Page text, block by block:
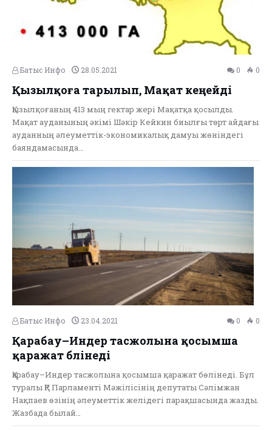
Батыс Инфо 28.05.2021 0 0
Қызылқоға тарылып, Мақат кеңейді
Қызылқоғаның​ 413 мың гектар​ жері Мақатқа қосылды.
Мақат ауданының әкімі Шәкір Кейкин биылғы төрт айдағы
ауданның әлеуметтік-экономикалық дамуы жөніндегі
баяндамасында…
Батыс Инфо 23.04.2021 0 0
Қарабау–Индер тасжолына қосымша
қаражат бөлінеді
Қарабау–Индер тасжолына қосымша қаражат бөлінеді. Бұл
туралы ҚР Парламенті Мәжілісінің депутаты Сәлімжан
Нақпаев өзінің әлеуметтік желідегі парақшасында жазды.
Жазбада былай…